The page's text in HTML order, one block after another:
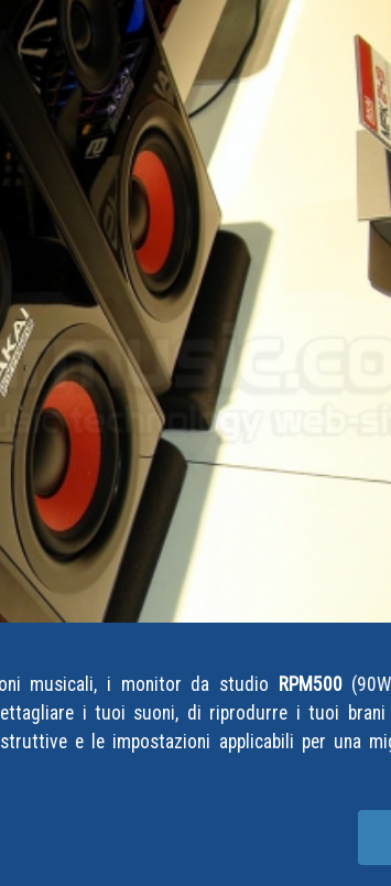
musicali, i monitor da studio RPM500
i tuoi suoni, di riprodurre i tuoi brani
e le impostazioni applicabili per una